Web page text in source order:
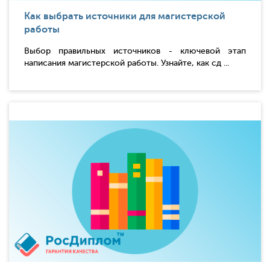
Как выбрать источники для магистерской
работы
Выбор правильных источников - ключевой этап
написания магистерской работы. Узнайте, как сд ...